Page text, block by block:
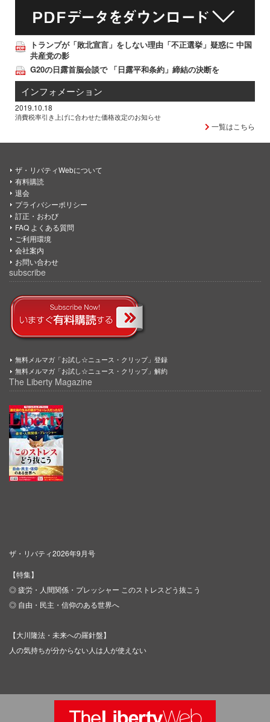
トランプが「敗北宣言」をしない理由「不正選挙」疑惑に 中国
共産党の影
G20の日露首脳会談で 「日露平和条約」締結の決断を
インフォメーション
2019.10.18
消費税率引き上げに合わせた価格改定のお知らせ
一覧はこちら
ザ・リバティWebについて
有料購読
退会
プライバシーポリシー
訂正・おわび
FAQ よくある質問
ご利用環境
会社案内
お問い合わせ
subscribe
無料メルマガ「お試し☆ニュース・クリップ」登録
無料メルマガ「お試し☆ニュース・クリップ」解約
The Liberty Magazine
ザ・リバティ2026年9月号
【特集】
◎ 疲労・人間関係・プレッシャー このストレスどう抜こう
◎ 自由・民主・信仰のある世界へ
【大川隆法・未来への羅針盤】
人の気持ちが分からない人は人が使えない